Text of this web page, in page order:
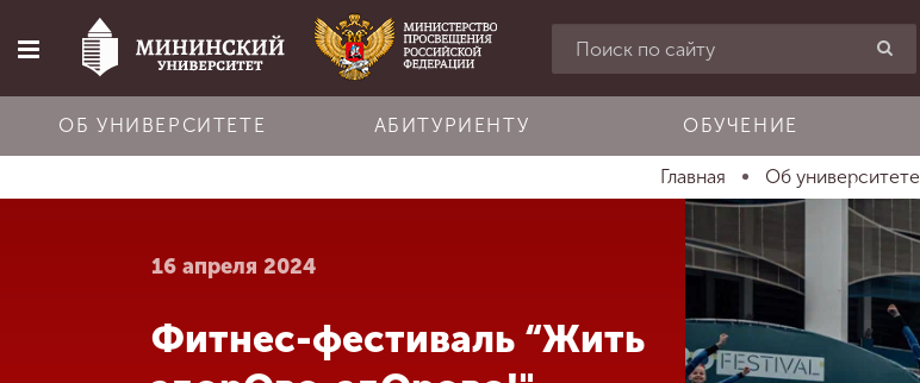
Главная
Об университете
Абитуриенту
ОБ УНИВЕРСИТЕТЕ АБИТУРИЕНТУ ОБУЧЕНИЕ
Главная Об университете
16 апреля 2024
Фитнес-фестиваль “Жить